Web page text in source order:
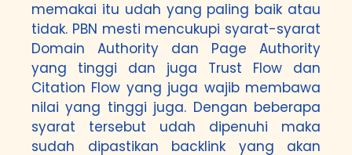
memakai itu udah yang paling baik atau
tidak. PBN mesti mencukupi syarat-syarat
Domain Authority dan Page Authority
yang tinggi dan juga Trust Flow dan
Citation Flow yang juga wajib membawa
nilai yang tinggi juga. Dengan beberapa
syarat tersebut udah dipenuhi maka
sudah dipastikan backlink yang akan